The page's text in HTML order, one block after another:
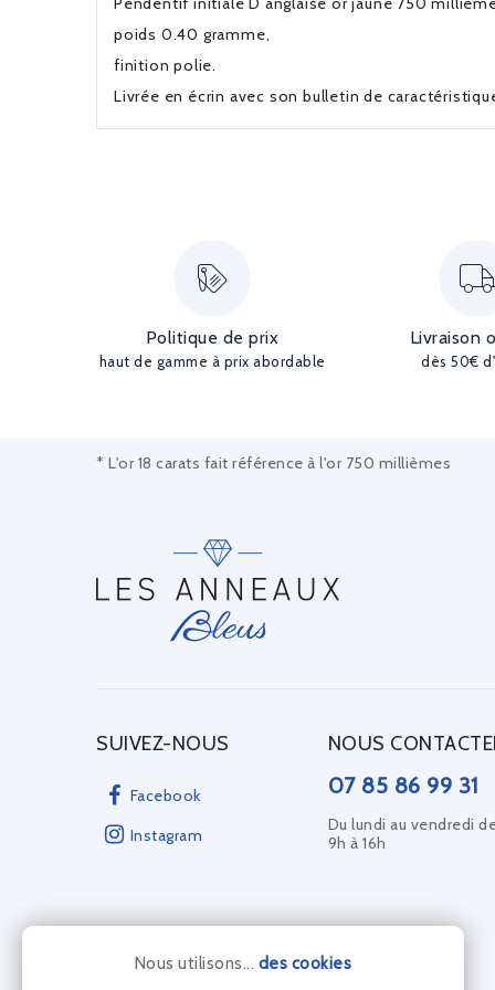
poids 0.40 gramme,
finition polie.
Livrée en écrin avec son bulletin de
Politique de prix
haut de gamme à prix abordable
Livraison
dès 50€
* L'or 18 carats fait référence à l'or 750 millièmes
SUIVEZ-NOUS
Facebook
Instagram
NOUS
07 85 86 99 31
Du lundi au vendredi
9h à 16h
Nous utilisons... des cookies